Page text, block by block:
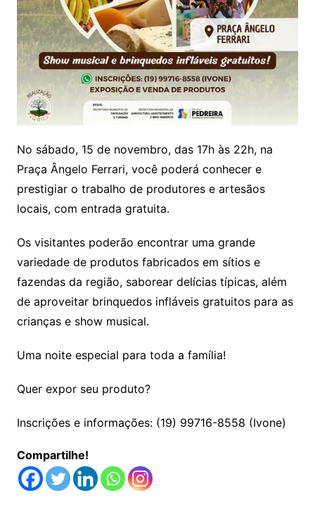
No sábado, 15 de novembro, das 17h às 22h, na
Praça Ângelo Ferrari, você poderá conhecer e
prestigiar o trabalho de produtores e artesãos
locais, com entrada gratuita.
Os visitantes poderão encontrar uma grande
variedade de produtos fabricados em sítios e
fazendas da região, saborear delícias típicas, além
de aproveitar brinquedos infláveis gratuitos para as
crianças e show musical.
Uma noite especial para toda a família!
Quer expor seu produto?
Inscrições e informações: (19) 99716-8558 (Ivone)
Compartilhe!